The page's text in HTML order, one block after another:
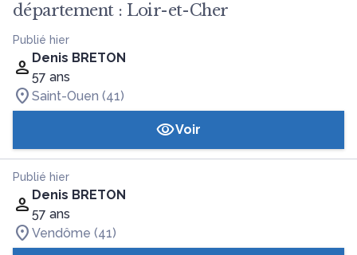
département : Loir-et-Cher
Publié hier
Denis BRETON
57 ans
Saint-Ouen (41)
Voir
Publié hier
Denis BRETON
57 ans
Vendôme (41)